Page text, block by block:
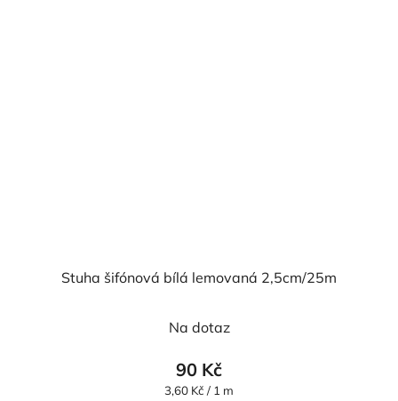
Stuha šifónová bílá lemovaná 2,5cm/25m
hodnocení
produktu
je
Na dotaz
90 Kč
Měrná
3,60 Kč / 1 m